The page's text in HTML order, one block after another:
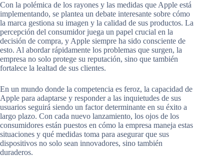
Con la polémica de los rayones y las medidas que Apple está
implementando, se plantea un debate interesante sobre cómo
la marca gestiona su imagen y la calidad de sus productos. La
percepción del consumidor juega un papel crucial en la
decisión de compra, y Apple siempre ha sido consciente de
esto. Al abordar rápidamente los problemas que surgen, la
empresa no solo protege su reputación, sino que también
fortalece la lealtad de sus clientes.
En un mundo donde la competencia es feroz, la capacidad de
Apple para adaptarse y responder a las inquietudes de sus
usuarios seguirá siendo un factor determinante en su éxito a
largo plazo. Con cada nuevo lanzamiento, los ojos de los
consumidores están puestos en cómo la empresa maneja estas
situaciones y qué medidas toma para asegurar que sus
dispositivos no solo sean innovadores, sino también
duraderos.